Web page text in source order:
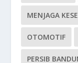
MENJAGA
OTOMOTIF
PERSIB